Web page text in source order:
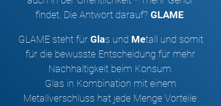
findet. Die Antwort darauf? GLAME.
GLAME steht für Glas und Metall und somit
für die bewusste Entscheidung für mehr
Nachhaltigkeit beim Konsum.
Glas in Kombination mit einem
Metallverschluss hat jede Menge Vorteile: